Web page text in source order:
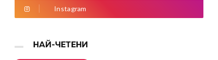
Instagram
НАЙ-ЧЕТЕНИ